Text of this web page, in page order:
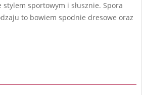
stylem sportowym i słusznie. Spora
to bowiem spodnie dresowe oraz